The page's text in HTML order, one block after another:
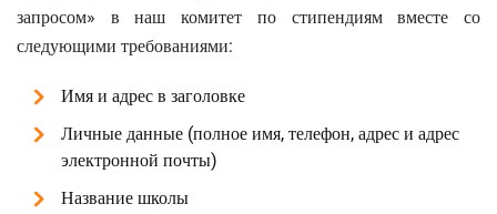
запросом» в наш комитет по стипендиям вместе со
следующими требованиями:
Имя и адрес в заголовке
Личные данные (полное имя, телефон, адрес и адрес
электронной почты)
Название школы